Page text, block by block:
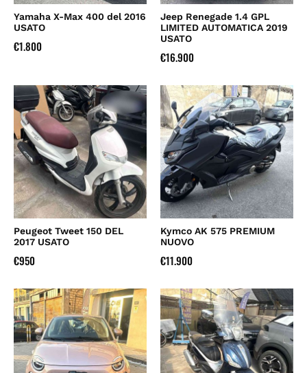
Yamaha X-Max 400 del 2016
USATO
€1.800
Jeep Renegade 1.4 GPL
LIMITED AUTOMATICA 2019
USATO
€16.900
Peugeot Tweet 150 DEL
2017 USATO
€950
Kymco AK 575 PREMIUM
NUOVO
€11.900